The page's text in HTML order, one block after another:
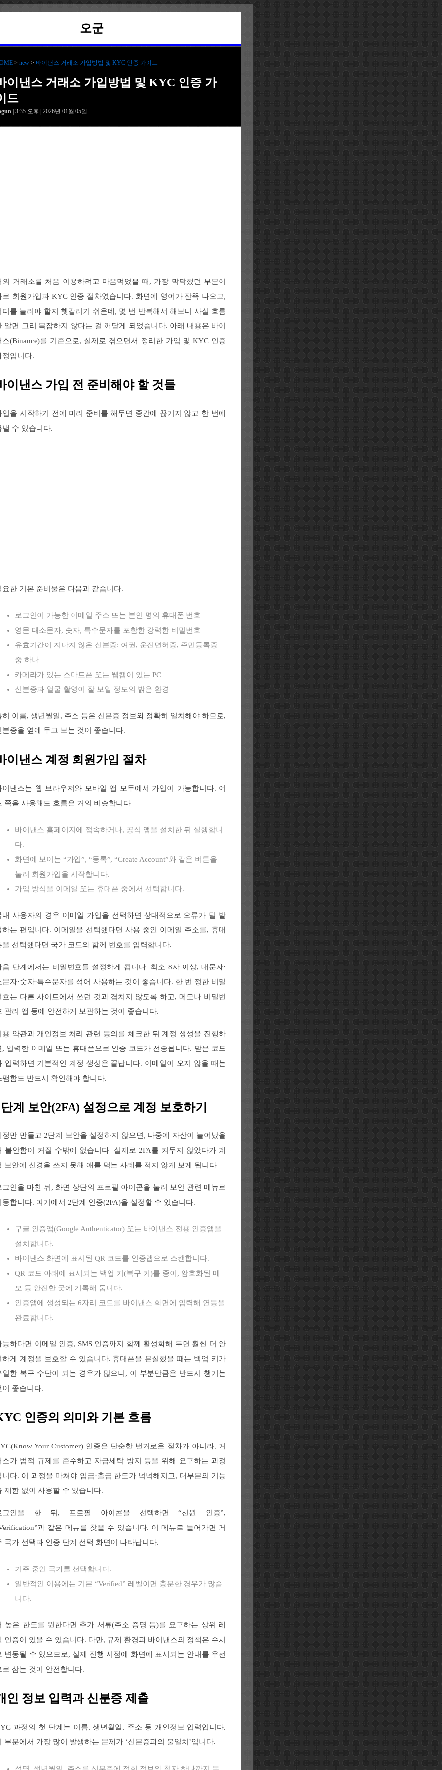
오군
> new > 바이낸스 거래소 가입방법 및 KYC 인증 가이드
이낸스 거래소 가입방법 및 KYC 인증 가
드
| 3:35 오후 | 2026년 01월 05일
외 거래소를 처음 이용하려고 마음먹었을 때, 가장 막막했던 부분이
로 회원가입과 KYC 인증 절차였습니다. 화면에 영어가 잔뜩 나오고,
디를 눌러야 할지 헷갈리기 쉬운데, 몇 번 반복해서 해보니 사실 흐름
알면 그리 복잡하지 않다는 걸 깨닫게 되었습니다. 아래 내용은 바이
스(Binance)를 기준으로, 실제로 겪으면서 정리한 가입 및 KYC 인증
정입니다.
이낸스 가입 전 준비해야 할 것들
입을 시작하기 전에 미리 준비를 해두면 중간에 끊기지 않고 한 번에
낼 수 있습니다.
요한 기본 준비물은 다음과 같습니다.
로그인이 가능한 이메일 주소 또는 본인 명의 휴대폰 번호
영문 대소문자, 숫자, 특수문자를 포함한 강력한 비밀번호
유효기간이 지나지 않은 신분증: 여권, 운전면허증, 주민등록증
중 하나
카메라가 있는 스마트폰 또는 웹캠이 있는 PC
신분증과 얼굴 촬영이 잘 보일 정도의 밝은 환경
히 이름, 생년월일, 주소 등은 신분증 정보와 정확히 일치해야 하므로,
분증을 옆에 두고 보는 것이 좋습니다.
이낸스 계정 회원가입 절차
이낸스는 웹 브라우저와 모바일 앱 모두에서 가입이 가능합니다. 어
쪽을 사용해도 흐름은 거의 비슷합니다.
바이낸스 홈페이지에 접속하거나, 공식 앱을 설치한 뒤 실행합니
다.
화면에 보이는 “가입”, “등록”, “Create Account”와 같은 버튼을
눌러 회원가입을 시작합니다.
가입 방식을 이메일 또는 휴대폰 중에서 선택합니다.
내 사용자의 경우 이메일 가입을 선택하면 상대적으로 오류가 덜 발
하는 편입니다. 이메일을 선택했다면 사용 중인 이메일 주소를, 휴대
을 선택했다면 국가 코드와 함께 번호를 입력합니다.
음 단계에서는 비밀번호를 설정하게 됩니다. 최소 8자 이상, 대문자·
문자·숫자·특수문자를 섞어 사용하는 것이 좋습니다. 한 번 정한 비밀
호는 다른 사이트에서 쓰던 것과 겹치지 않도록 하고, 메모나 비밀번
관리 앱 등에 안전하게 보관하는 것이 좋습니다.
용 약관과 개인정보 처리 관련 동의를 체크한 뒤 계정 생성을 진행하
, 입력한 이메일 또는 휴대폰으로 인증 코드가 전송됩니다. 받은 코드
입력하면 기본적인 계정 생성은 끝납니다. 이메일이 오지 않을 때는
팸함도 반드시 확인해야 합니다.
계 보안(2FA) 설정으로 계정 보호하기
정만 만들고 2단계 보안을 설정하지 않으면, 나중에 자산이 늘어났을
불안함이 커질 수밖에 없습니다. 실제로 2FA를 켜두지 않았다가 계
보안에 신경을 쓰지 못해 애를 먹는 사례를 적지 않게 보게 됩니다.
그인을 마친 뒤, 화면 상단의 프로필 아이콘을 눌러 보안 관련 메뉴로
동합니다. 여기에서 2단계 인증(2FA)을 설정할 수 있습니다.
구글 인증앱(Google Authenticator) 또는 바이낸스 전용 인증앱을
설치합니다.
바이낸스 화면에 표시된 QR 코드를 인증앱으로 스캔합니다.
QR 코드 아래에 표시되는 백업 키(복구 키)를 종이, 암호화된 메
모 등 안전한 곳에 기록해 둡니다.
인증앱에 생성되는 6자리 코드를 바이낸스 화면에 입력해 연동을
완료합니다.
능하다면 이메일 인증, SMS 인증까지 함께 활성화해 두면 훨씬 더 안
하게 계정을 보호할 수 있습니다. 휴대폰을 분실했을 때는 백업 키가
일한 복구 수단이 되는 경우가 많으니, 이 부분만큼은 반드시 챙기는
이 좋습니다.
인증의 의미와 기본 흐름
Your Customer) 인증은 단순한 번거로운 절차가 아니라, 거
소가 법적 규제를 준수하고 자금세탁 방지 등을 위해 요구하는 과정
니다. 이 과정을 마쳐야 입금·출금 한도가 넉넉해지고, 대부분의 기능
제한 없이 사용할 수 있습니다.
그인을 한 뒤, 프로필 아이콘을 선택하면 “신원 인증”,
과 같은 메뉴를 찾을 수 있습니다. 이 메뉴로 들어가면 거
국가 선택과 인증 단계 선택 화면이 나타납니다.
거주 중인 국가를 선택합니다.
일반적인 이용에는 기본 “Verified” 레벨이면 충분한 경우가 많습
니다.
높은 한도를 원한다면 추가 서류(주소 증명 등)를 요구하는 상위 레
인증이 있을 수 있습니다. 다만, 규제 환경과 바이낸스의 정책은 수시
변동될 수 있으므로, 실제 진행 시점에 화면에 표시되는 안내를 우선
로 삼는 것이 안전합니다.
인 정보 입력과 신분증 제출
과정의 첫 단계는 이름, 생년월일, 주소 등 개인정보 입력입니다.
부분에서 가장 많이 발생하는 문제가 ‘신분증과의 불일치’입니다.